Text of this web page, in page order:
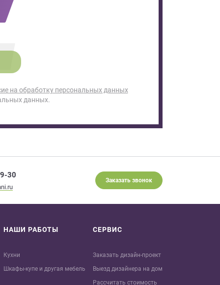
на обработку персональных данных
данных.
30
Заказать звонок
НАШИ РАБОТЫ
Кухни
Шкафы-купе и другая мебель
СЕРВИС
Заказать дизайн-проект
Выезд дизайнера на дом
Рассчитать стоимость